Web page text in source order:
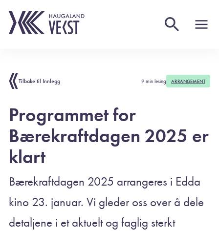
Tilbake til Innlegg 9 min lesing ARRANGEMENT
Programmet for
Bærekraftdagen 2025 er
klart
Bærekraftdagen 2025 arrangeres i Edda
kino 23. januar. Vi gleder oss over å dele
detaljene i et aktuelt og faglig sterkt